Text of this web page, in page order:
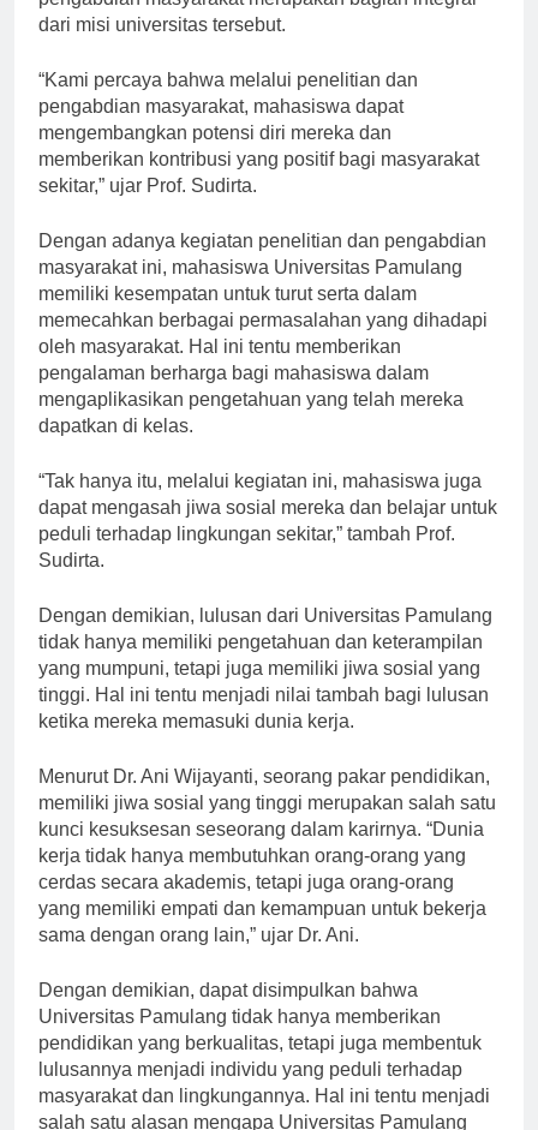
pengabdian masyarakat merupakan bagian integral
“Kami percaya bahwa melalui penelitian dan
pengabdian masyarakat, mahasiswa dapat
mengembangkan potensi diri mereka dan
memberikan kontribusi yang positif bagi masyarakat
Dengan adanya kegiatan penelitian dan pengabdian
masyarakat ini, mahasiswa Universitas Pamulang
memiliki kesempatan untuk turut serta dalam
memecahkan berbagai permasalahan yang dihadapi
oleh masyarakat. Hal ini tentu memberikan
pengalaman berharga bagi mahasiswa dalam
mengaplikasikan pengetahuan yang telah mereka
“Tak hanya itu, melalui kegiatan ini, mahasiswa juga
dapat mengasah jiwa sosial mereka dan belajar untuk
peduli terhadap lingkungan sekitar,” tambah Prof.
Dengan demikian, lulusan dari Universitas Pamulang
tidak hanya memiliki pengetahuan dan keterampilan
yang mumpuni, tetapi juga memiliki jiwa sosial yang
tinggi. Hal ini tentu menjadi nilai tambah bagi lulusan
Menurut Dr. Ani Wijayanti, seorang pakar pendidikan,
memiliki jiwa sosial yang tinggi merupakan salah satu
kunci kesuksesan seseorang dalam karirnya. “Dunia
kerja tidak hanya membutuhkan orang-orang yang
cerdas secara akademis, tetapi juga orang-orang
yang memiliki empati dan kemampuan untuk bekerja
Dengan demikian, dapat disimpulkan bahwa
Universitas Pamulang tidak hanya memberikan
pendidikan yang berkualitas, tetapi juga membentuk
lulusannya menjadi individu yang peduli terhadap
masyarakat dan lingkungannya. Hal ini tentu menjadi